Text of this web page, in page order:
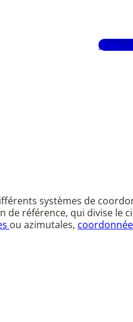
Mots-
systèmes de
référence, qui divise le
ou azimutales,